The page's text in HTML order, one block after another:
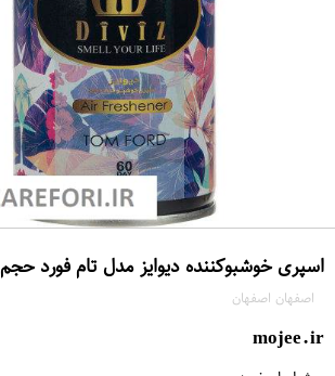
اسپری خوشبوکننده دیوایز مدل تام فورد حجم 270 میلی لیتر
اصفهان اصفهان
mojee.ir